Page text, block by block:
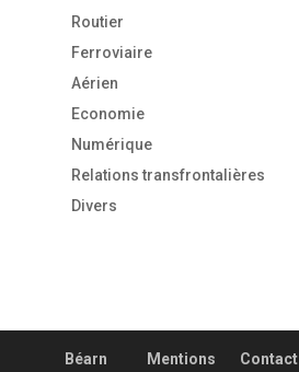
Routier
Ferroviaire
Aérien
Economie
Numérique
Relations transfrontalières
Divers
Béarn Mentions Contact